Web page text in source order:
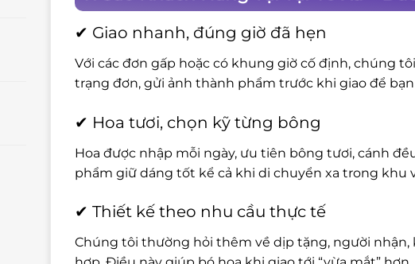
✔ Giao nhanh, đúng giờ đã hẹn
Với các đơn gấp hoặc có khung giờ cố định, chúng
trạng đơn, gửi ảnh thành phẩm trước khi giao để
✔ Hoa tươi, chọn kỹ từng bông
Hoa được nhập mỗi ngày, ưu tiên bông tươi, cánh
phẩm giữ dáng tốt kể cả khi di chuyển xa trong khu
✔ Thiết kế theo nhu cầu thực tế
Chúng tôi thường hỏi thêm về dịp tặng, người